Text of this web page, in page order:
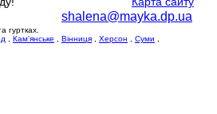
shalena@mayka.dp.ua
гуртках.
Кам'янське Вінниця Херсон Суми